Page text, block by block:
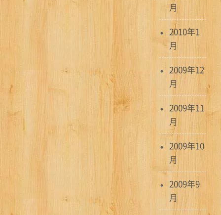
月
2010年1
月
2009年12
月
2009年11
月
2009年10
月
2009年9
月